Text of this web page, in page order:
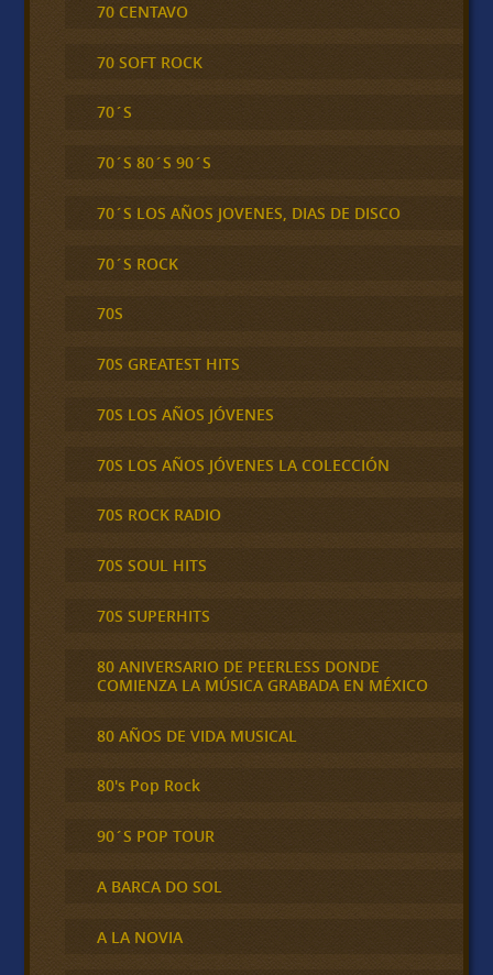
70 CENTAVO
70 SOFT ROCK
70´S
70´S 80´S 90´S
70´S LOS AÑOS JOVENES, DIAS DE DISCO
70´S ROCK
70S
70S GREATEST HITS
70S LOS AÑOS JÓVENES
70S LOS AÑOS JÓVENES LA COLECCIÓN
70S ROCK RADIO
70S SOUL HITS
70S SUPERHITS
80 ANIVERSARIO DE PEERLESS DONDE
COMIENZA LA MÚSICA GRABADA EN MÉXICO
80 AÑOS DE VIDA MUSICAL
80's Pop Rock
90´S POP TOUR
A BARCA DO SOL
A LA NOVIA